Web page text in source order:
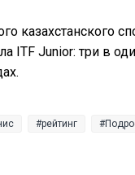
казахстанского
ITF Junior: три в
рейтинг